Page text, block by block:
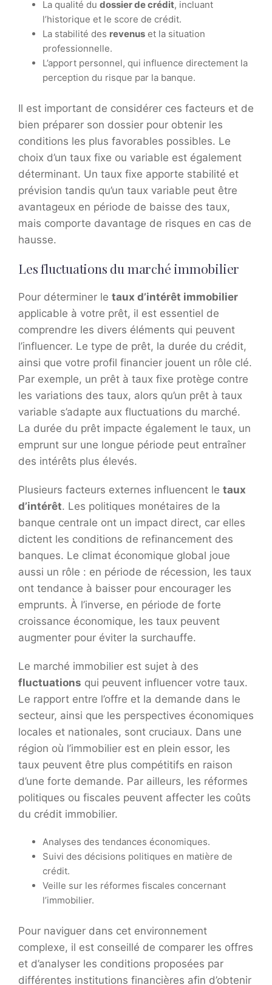
La qualité du dossier de crédit, incluant
l’historique et le score de crédit.
La stabilité des revenus et la situation
professionnelle.
L’apport personnel, qui influence directement la
perception du risque par la banque.
Il est important de considérer ces facteurs et de
bien préparer son dossier pour obtenir les
conditions les plus favorables possibles. Le
choix d’un taux fixe ou variable est également
déterminant. Un taux fixe apporte stabilité et
prévision tandis qu’un taux variable peut être
avantageux en période de baisse des taux,
mais comporte davantage de risques en cas de
hausse.
Les fluctuations du marché immobilier
Pour déterminer le taux d’intérêt immobilier
applicable à votre prêt, il est essentiel de
comprendre les divers éléments qui peuvent
l’influencer. Le type de prêt, la durée du crédit,
ainsi que votre profil financier jouent un rôle clé.
Par exemple, un prêt à taux fixe protège contre
les variations des taux, alors qu’un prêt à taux
variable s’adapte aux fluctuations du marché.
La durée du prêt impacte également le taux, un
emprunt sur une longue période peut entraîner
des intérêts plus élevés.
Plusieurs facteurs externes influencent le taux
d’intérêt. Les politiques monétaires de la
banque centrale ont un impact direct, car elles
dictent les conditions de refinancement des
banques. Le climat économique global joue
aussi un rôle : en période de récession, les taux
ont tendance à baisser pour encourager les
emprunts. À l’inverse, en période de forte
croissance économique, les taux peuvent
augmenter pour éviter la surchauffe.
Le marché immobilier est sujet à des
fluctuations qui peuvent influencer votre taux.
Le rapport entre l’offre et la demande dans le
secteur, ainsi que les perspectives économiques
locales et nationales, sont cruciaux. Dans une
région où l’immobilier est en plein essor, les
taux peuvent être plus compétitifs en raison
d’une forte demande. Par ailleurs, les réformes
politiques ou fiscales peuvent affecter les coûts
du crédit immobilier.
Analyses des tendances économiques.
Suivi des décisions politiques en matière de
crédit.
Veille sur les réformes fiscales concernant
l’immobilier.
Pour naviguer dans cet environnement
complexe, il est conseillé de comparer les offres
et d’analyser les conditions proposées par
différentes institutions financières afin d’obtenir